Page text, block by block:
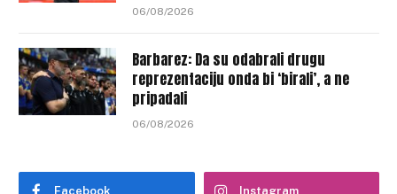
06/08/2026
Barbarez: Da su odabrali drugu
reprezentaciju onda bi ‘birali’, a ne
pripadali
06/08/2026
Facebook Instagram